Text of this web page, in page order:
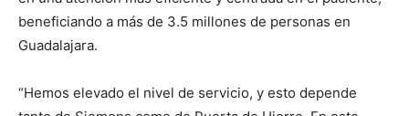
beneficiando a más de 3.5 millones de personas en
Guadalajara.
“Hemos elevado el nivel de servicio, y esto depende